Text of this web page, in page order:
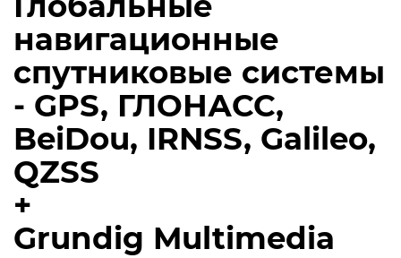
навигационные
спутниковые системы
- GPS, ГЛОНАСС,
BeiDou, IRNSS, Galileo,
QZSS
+
Grundig Multimedia